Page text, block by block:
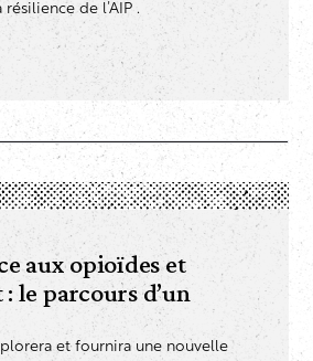
de l’AIP .
aux opioïdes et
le parcours d’un
et fournira une nouvelle